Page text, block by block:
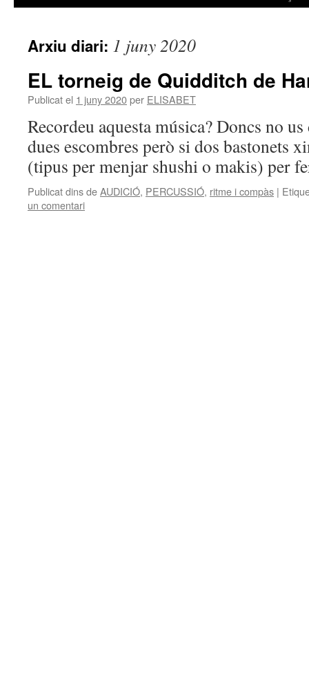
Arxiu diari: 1 juny 2020
EL torneig de Quidditch de
Publicat el 1 juny 2020per ELISABET
Recordeu aquesta música? Doncs no
dues escombres però si dos bastonets
(tipus per menjar shushi o makis) per
Publicat dins deAUDICIÓ, PERCUSSIÓ, ritme i compàs |
un comentari